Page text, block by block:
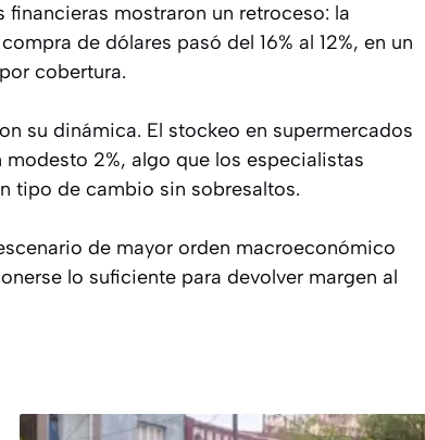
financieras mostraron un retroceso: la
de dólares pasó del 16% al 12%, en un
cobertura.
su dinámica. El stockeo en supermercados
2%, algo que los especialistas
tipo de cambio sin sobresaltos.
de mayor orden macroeconómico
lo suficiente para devolver margen al